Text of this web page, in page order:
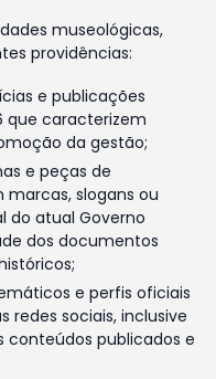
museológicas,
providências:
e publicações
que caracterizem
da gestão;
e peças de
slogans ou
do atual Governo
dos documentos
e perfis oficiais
redes sociais, inclusive
conteúdos publicados e